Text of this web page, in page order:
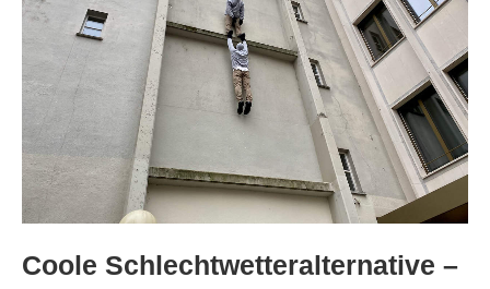
Coole Schlechtwetteralternative –